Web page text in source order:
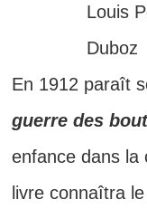
Louis
Duboz
En 1912 paraît
guerre des
enfance dans la
livre connaîtra